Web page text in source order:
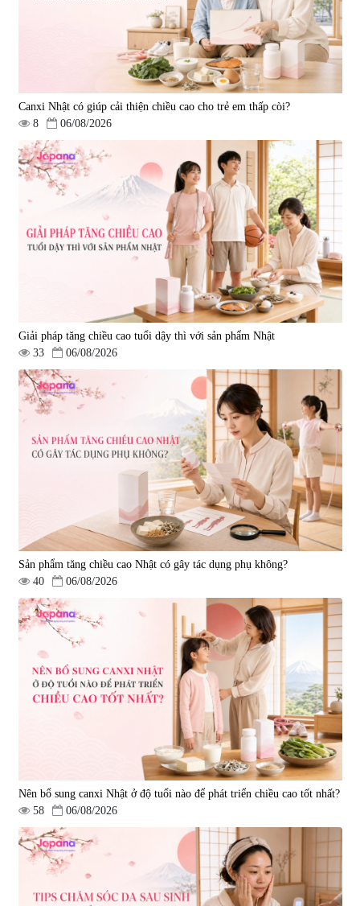
225.000 đ
Tẩy tế bào chết Nichiei Bussan
Nano NMN+ Peeling Gel
Luxury 200g
1.490.000 đ
Viên uống hỗ trợ bền thành
mạch, ngừa tai biến Elastin Plus
& Nattokinase Hokoen 80 viên
0
980.000 đ
Viên uống bổ gan Ribeto Shoji
Hepaclean 60 viên
690.000 đ
Viên uống hỗ trợ cải thiện thoát
vị đĩa đệm Kyoto Has 30 viên
|14.560
1.600.000 đ
Viên uống hỗ trợ giấc ngủ Fujina
Sleepy Nhật Bản 80 viên
580.000 đ
Viên uống phòng ngừa & hỗ trợ
điều trị đột quỵ Biken Kinase
Gold 60 viên
|0
1.570.000 đ
Canxi Nhật có giúp cải thiện chiều cao cho trẻ em thấp còi?
8
06/08/2026
Giải pháp tăng chiều cao tuổi dậy thì với sản phẩm Nhật
33
06/08/2026
Sản phẩm tăng chiều cao Nhật có gây tác dụng phụ không?
40
06/08/2026
Nên bổ sung canxi Nhật ở độ tuổi nào để phát triển chiều cao tốt nhất?
58
06/08/2026